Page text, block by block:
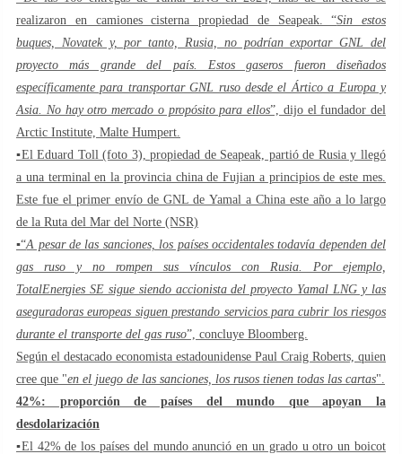
realizaron en camiones cisterna propiedad de Seapeak. “Sin estos
buques, Novatek y, por tanto, Rusia, no podrían exportar GNL del
proyecto más grande del país. Estos gaseros fueron diseñados
específicamente para transportar GNL ruso desde el Ártico a Europa y
Asia. No hay otro mercado o propósito para ellos”, dijo el fundador del
Arctic Institute, Malte Humpert.
▪️El Eduard Toll (foto 3), propiedad de Seapeak, partió de Rusia y llegó
a una terminal en la provincia china de Fujian a principios de este mes.
Este fue el primer envío de GNL de Yamal a China este año a lo largo
de la Ruta del Mar del Norte (NSR)
▪️“A pesar de las sanciones, los países occidentales todavía dependen del
gas ruso y no rompen sus vínculos con Rusia. Por ejemplo,
TotalEnergies SE sigue siendo accionista del proyecto Yamal LNG y las
aseguradoras europeas siguen prestando servicios para cubrir los riesgos
durante el transporte del gas ruso”, concluye Bloomberg.
Según el destacado economista estadounidense Paul Craig Roberts, quien
cree que "en el juego de las sanciones, los rusos tienen todas las cartas".
42%: proporción de países del mundo que apoyan la
desdolarización
▪️El 42% de los países del mundo anunció en un grado u otro un boicot